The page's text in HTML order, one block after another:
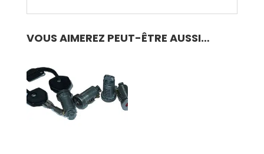
VOUS AIMEREZ PEUT-ÊTRE AUSSI…